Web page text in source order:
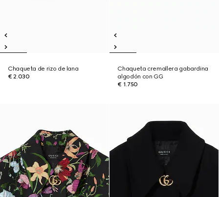
Chaqueta de rizo de lana
€ 2.030
Chaqueta cremallera gabardina
algodón con GG
€ 1.750